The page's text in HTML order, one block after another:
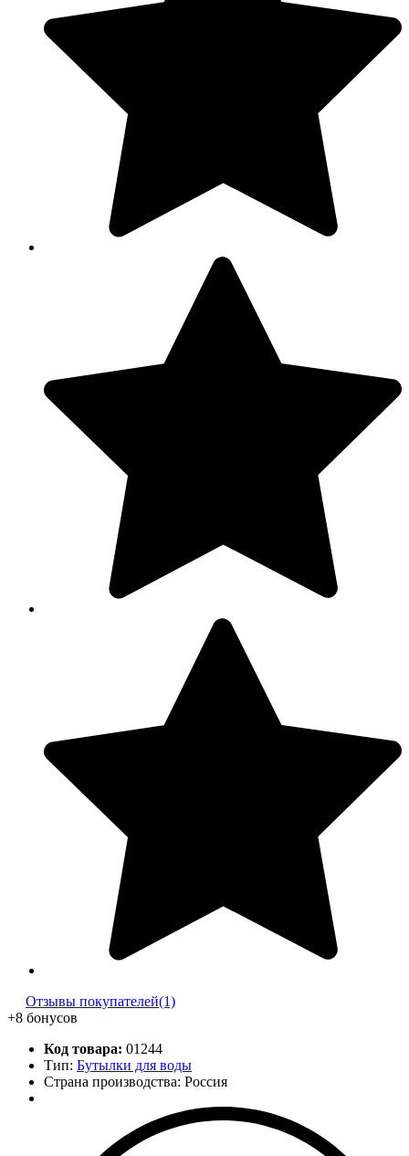
Отзывы покупателей(1)
+8 бонусов
Код товара: 01244
Тип: Бутылки для воды
Страна производства: Россия